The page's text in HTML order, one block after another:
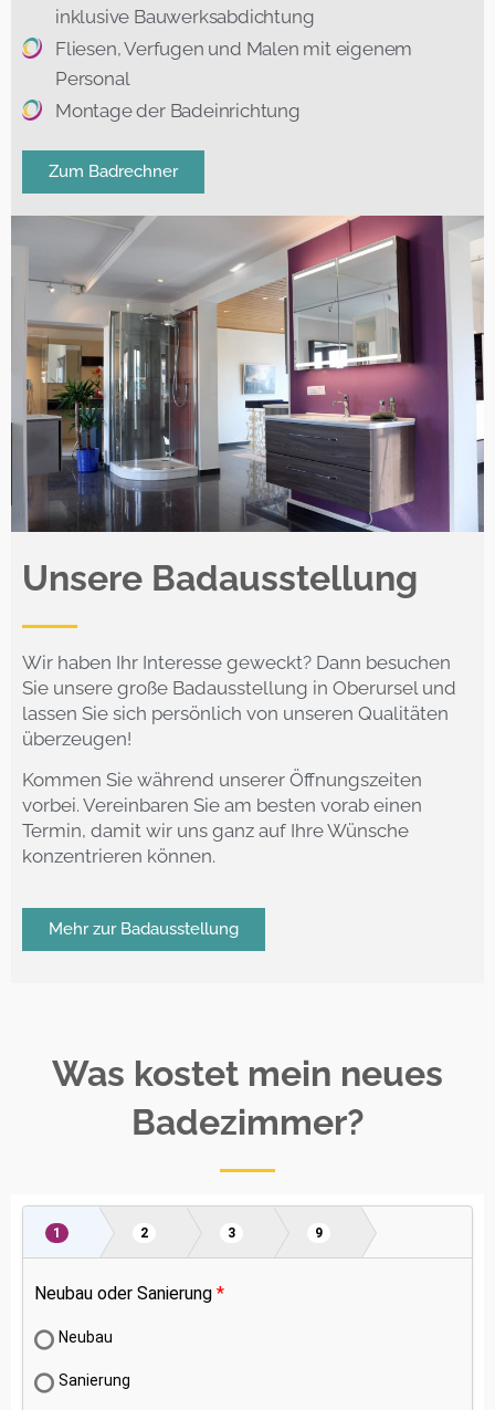
inklusive Bauwerksabdichtung
Fliesen, Verfugen und Malen mit eigenem
Personal
Montage der Badeinrichtung
Zum Badrechner
Unsere Badausstellung
Wir haben Ihr Interesse geweckt? Dann besuchen
Sie unsere große Badausstellung in Oberursel und
lassen Sie sich persönlich von unseren Qualitäten
überzeugen!
Kommen Sie während unserer Öffnungszeiten
vorbei. Vereinbaren Sie am besten vorab einen
Termin, damit wir uns ganz auf Ihre Wünsche
konzentrieren können.
Mehr zur Badausstellung
Was kostet mein neues
Badezimmer?